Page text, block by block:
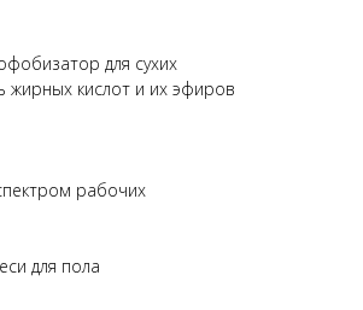
для сухих
жирных кислот и их эфиров
рабочих
для пола